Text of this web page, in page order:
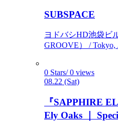
SUBSPACE
ヨドバシHD池袋ビ
GROOVE） / Tokyo,
0 Stars/ 0 views
08.22 (Sat)
『SAPPHIRE
Ely Oaks ｜